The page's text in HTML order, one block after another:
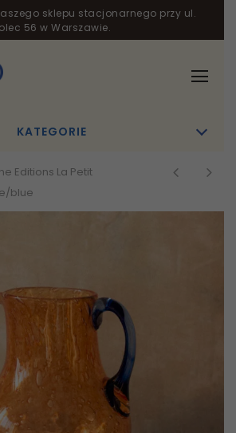
sklepu stacjonarnego przy ul.
56 w Warszawie.
KATEGORIE
Editions La Petit
blue